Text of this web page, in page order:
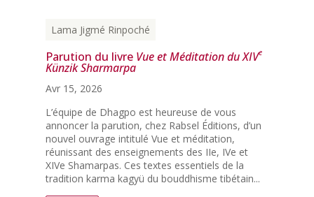
Lama Jigmé Rinpoché
Parution du livre Vue et Méditation du XIVe
Künzik Sharmarpa
Avr 15, 2026
L’équipe de Dhagpo est heureuse de vous
annoncer la parution, chez Rabsel Éditions, d’un
nouvel ouvrage intitulé Vue et méditation,
réunissant des enseignements des IIe, IVe et
XIVe Shamarpas. Ces textes essentiels de la
tradition karma kagyü du bouddhisme tibétain...